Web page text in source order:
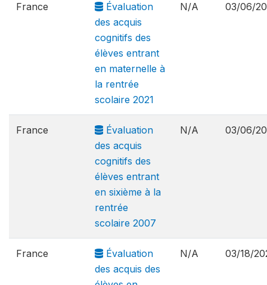
France
Évaluation
des acquis
cognitifs des
élèves entrant
en maternelle à
la rentrée
scolaire 2021
N/A 03/06/
France
Évaluation
des acquis
cognitifs des
élèves entrant
en sixième à la
rentrée
scolaire 2007
N/A 03/06/
France
Évaluation
des acquis des
N/A 03/18/